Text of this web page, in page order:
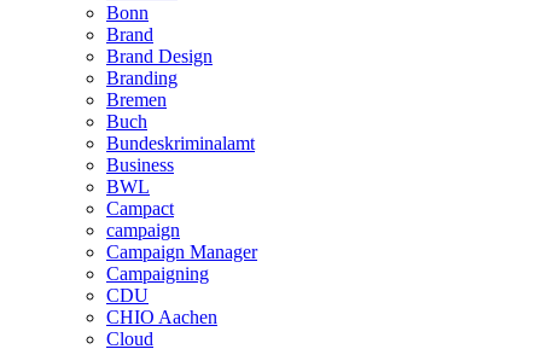
Bonn
Brand
Brand Design
Branding
Bremen
Buch
Bundeskriminalamt
Business
BWL
Campact
campaign
Campaign Manager
Campaigning
CDU
CHIO Aachen
Cloud